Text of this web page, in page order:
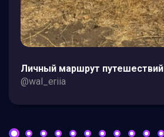
Личный маршрут путешествий
@wal_eriia